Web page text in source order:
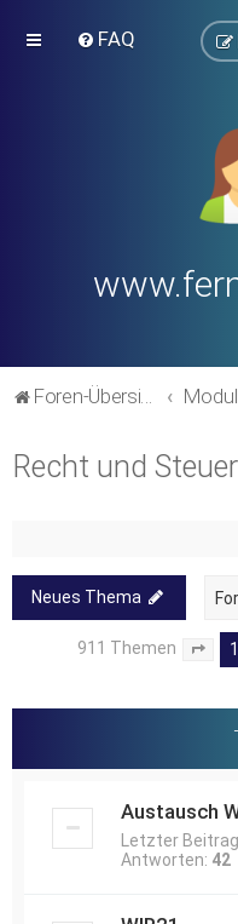
FAQ
Foren-Übersicht
Recht und
Neues Thema
911 Themen Seite
1
Austausch
Letzter
Antworten: 42